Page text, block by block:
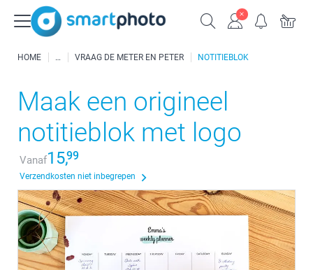
HOME VRAAG DE METER EN PETER NOTITIEBLOK
Maak een origineel
notitieblok met logo
Vanaf15,99
Verzendkosten niet inbegrepen